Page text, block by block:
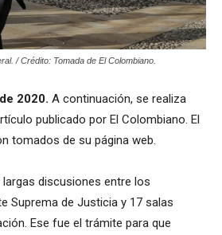
/ Crédito: Tomada de El Colombiano.
2020. A continuación, se realiza
publicado por El Colombiano. El
tomados de su página web.
discusiones entre los
Suprema de Justicia y 17 salas
Ese fue el trámite para que